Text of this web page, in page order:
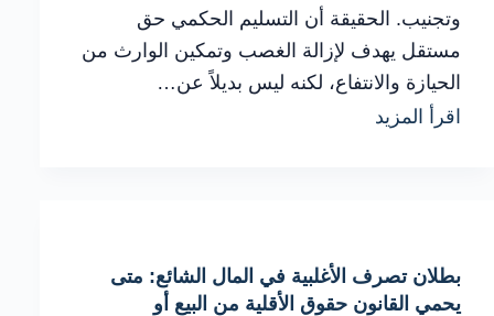
وتجنيب. الحقيقة أن التسليم الحكمي حق
مستقل يهدف لإزالة الغصب وتمكين الوارث من
الحيازة والانتفاع، لكنه ليس بديلاً عن…
اقرأ المزيد
حصته
بطلان تصرف الأغلبية في المال الشائع: متى
يحمي القانون حقوق الأقلية من البيع أو